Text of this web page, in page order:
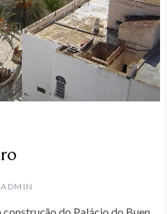
ADMIN